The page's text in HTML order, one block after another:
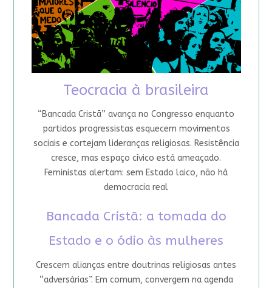
Teocracia à brasileira
“Bancada Cristã” avança no Congresso enquanto
partidos progressistas esquecem movimentos
sociais e cortejam lideranças religiosas. Resistência
cresce, mas espaço cívico está ameaçado.
Feministas alertam: sem Estado laico, não há
democracia real
Bancada Cristã: a tomada do
Estado e o ódio às mulheres
Crescem alianças entre doutrinas religiosas antes
“adversárias”. Em comum, convergem na agenda